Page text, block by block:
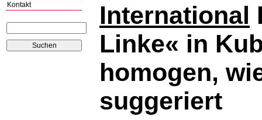
Kontakt
International
Linke« in
homogen,
suggeriert